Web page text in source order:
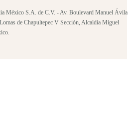
México S.A. de C.V. - Av. Boulevard Manuel Ávila
de Chapultepec V Sección, Alcaldía Miguel